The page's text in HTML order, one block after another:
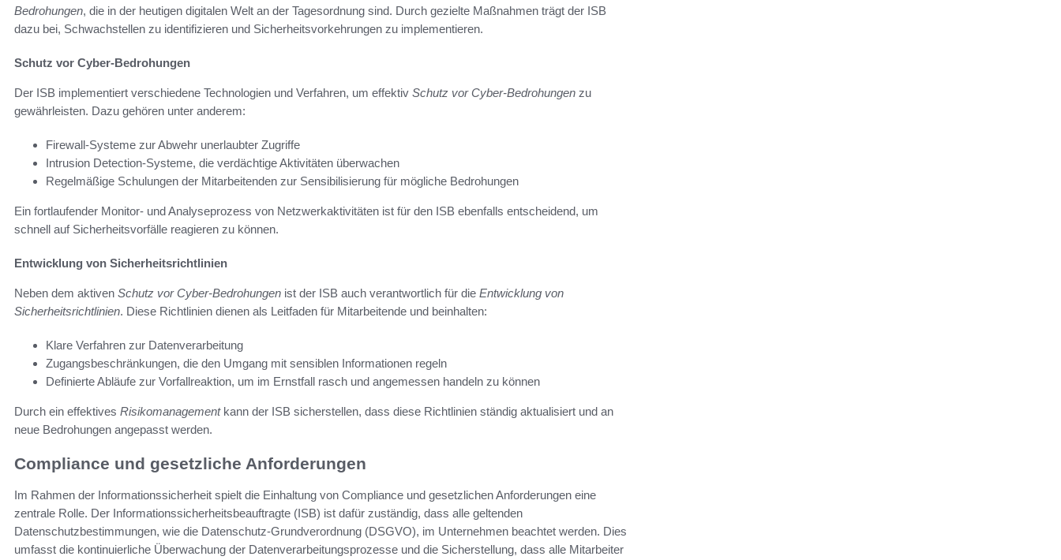
Bedrohungen, die in der heutigen digitalen Welt an der Tagesordnung sind. Durch gezielte Maßnahmen trägt der ISB
dazu bei, Schwachstellen zu identifizieren und Sicherheitsvorkehrungen zu implementieren.
Schutz vor Cyber-Bedrohungen
Der ISB implementiert verschiedene Technologien und Verfahren, um effektiv Schutz vor Cyber-Bedrohungen zu
gewährleisten. Dazu gehören unter anderem:
Firewall-Systeme zur Abwehr unerlaubter Zugriffe
Intrusion Detection-Systeme, die verdächtige Aktivitäten überwachen
Regelmäßige Schulungen der Mitarbeitenden zur Sensibilisierung für mögliche Bedrohungen
Ein fortlaufender Monitor- und Analyseprozess von Netzwerkaktivitäten ist für den ISB ebenfalls entscheidend, um
schnell auf Sicherheitsvorfälle reagieren zu können.
Entwicklung von Sicherheitsrichtlinien
Neben dem aktiven Schutz vor Cyber-Bedrohungen ist der ISB auch verantwortlich für die Entwicklung von
Sicherheitsrichtlinien. Diese Richtlinien dienen als Leitfaden für Mitarbeitende und beinhalten:
Klare Verfahren zur Datenverarbeitung
Zugangsbeschränkungen, die den Umgang mit sensiblen Informationen regeln
Definierte Abläufe zur Vorfallreaktion, um im Ernstfall rasch und angemessen handeln zu können
Durch ein effektives Risikomanagementkann der ISB sicherstellen, dass diese Richtlinien ständig aktualisiert und an
neue Bedrohungen angepasst werden.
Compliance und gesetzliche Anforderungen
Im Rahmen der Informationssicherheit spielt die Einhaltung von Compliance und gesetzlichen Anforderungen eine
zentrale Rolle. Der Informationssicherheitsbeauftragte (ISB) ist dafür zuständig, dass alle geltenden
Datenschutzbestimmungen, wie die Datenschutz-Grundverordnung (DSGVO), im Unternehmen beachtet werden. Dies
umfasst die kontinuierliche Überwachung der Datenverarbeitungsprozesse und die Sicherstellung, dass alle Mitarbeiter